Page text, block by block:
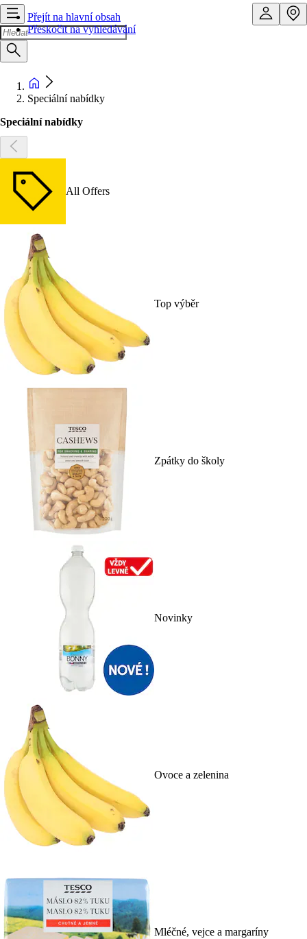
Přejít na hlavní obsah
Přeskočit na vyhledávání
Speciální nabídky
Speciální nabídky
All Offers
Top výběr
Zpátky do školy
Novinky
Ovoce a zelenina
Mléčné, vejce a margaríny